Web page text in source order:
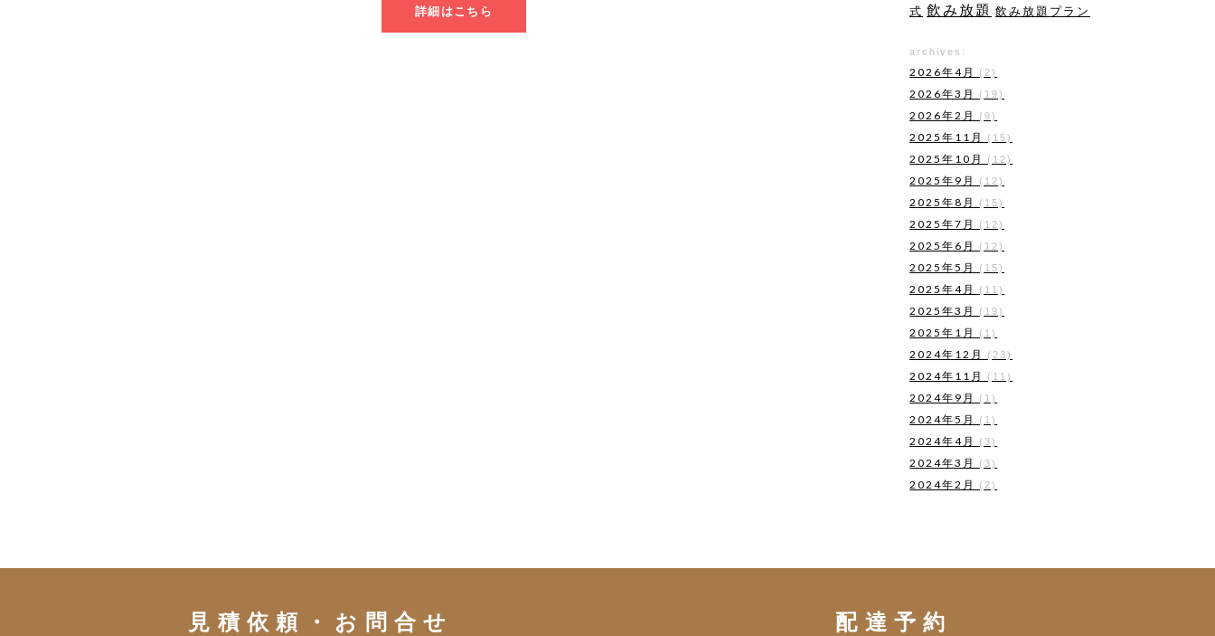
詳細はこちら 式 飲み放題 飲み放題プラン
archives:
2026年4月 (2)
2026年3月 (19)
2026年2月 (9)
2025年11月 (15)
2025年10月 (12)
2025年9月 (12)
2025年8月 (15)
2025年7月 (12)
2025年6月 (12)
2025年5月 (15)
2025年4月 (11)
2025年3月 (19)
2025年1月 (1)
2024年12月 (23)
2024年11月 (11)
2024年9月 (1)
2024年5月 (1)
2024年4月 (3)
2024年3月 (3)
2024年2月 (2)
見積依頼・お問合せ 配達予約